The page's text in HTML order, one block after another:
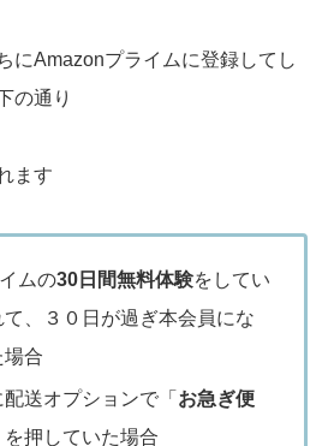
にAmazonプライムに登録してし
の通り
ます
ムの30日間無料体験をしてい
、３０日が過ぎ本会員にな
場合
送オプションで「 お急ぎ便
を押していた場合